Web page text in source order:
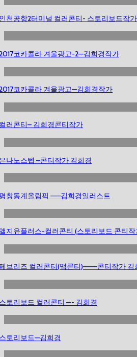
천공항2터미널 컬러콘티- 스토리보드작
코카콜라 겨울광고-2—김희경작가
코카콜라 겨울광고—김희경작가
러콘티– 김희경콘티작가
나노스텝 –콘티작가 김희경
창동계올림픽 ——김희경일러스트
지유플러스-컬러콘티 (스토리보드 콘티
브리즈 컬러콘티(맥콘티)——–콘티작가 김
토리보드 컬러콘티 —- 김희경
토리보드—김희경